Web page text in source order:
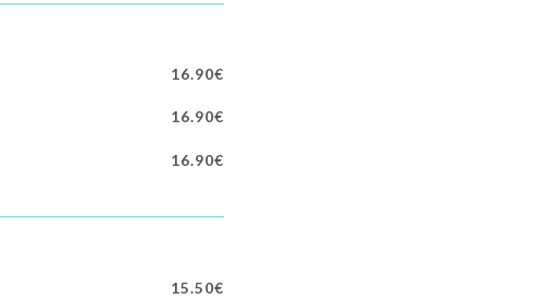
16.90€
16.90€
16.90€
15.50€